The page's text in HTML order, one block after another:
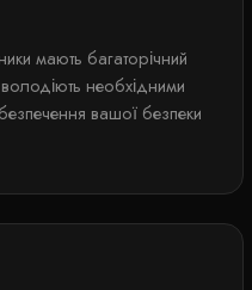
мають багаторічний
необхідними
вашої безпеки